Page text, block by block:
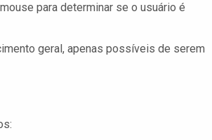
para determinar se o usuário é
geral, apenas possíveis de serem